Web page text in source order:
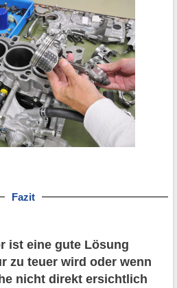
Fazit
ist eine gute Lösung
zu teuer wird oder wenn
nicht direkt ersichtlich